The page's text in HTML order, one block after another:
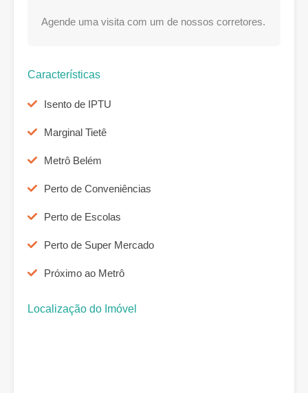
Agende uma visita com um de nossos corretores.
Características
Isento de IPTU
Marginal Tietê
Metrô Belém
Perto de Conveniências
Perto de Escolas
Perto de Super Mercado
Próximo ao Metrô
Localização do Imóvel